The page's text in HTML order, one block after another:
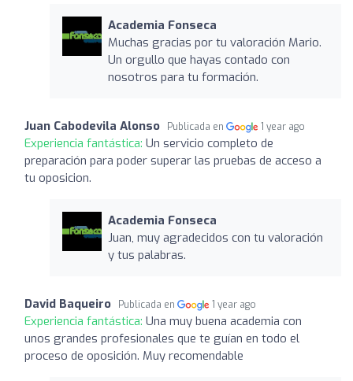
Academia Fonseca
Muchas gracias por tu valoración Mario.
Un orgullo que hayas contado con
nosotros para tu formación.
Juan Cabodevila Alonso Publicada en 1 year ago
Experiencia fantástica: Un servicio completo de
preparación para poder superar las pruebas de acceso a
tu oposicion.
Academia Fonseca
Juan, muy agradecidos con tu valoración
y tus palabras.
David Baqueiro Publicada en 1 year ago
Experiencia fantástica: Una muy buena academia con
unos grandes profesionales que te guían en todo el
proceso de oposición. Muy recomendable